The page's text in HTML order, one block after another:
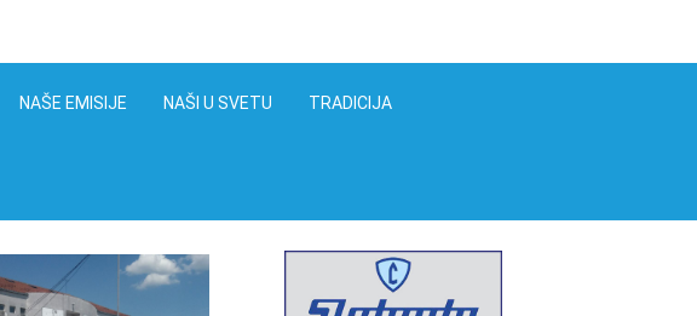
NAŠE EMISIJE NAŠI U SVETU TRADICIJA